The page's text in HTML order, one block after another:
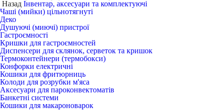
Назад Інвентар, аксесуари та комплектуючі
Чаші (мийки) цільнотягнуті
Деко
Душуючі (миючі) пристрої
Гастроємності
Кришки для гастроємностей
Диспенсери для склянок, серветок та кришок
Термоконтейнери (термобокси)
Конфорки електричні
Кошики для фритюрниць
Колоди для розрубки м'яса
Аксесуари для пароконвектоматів
Банкетні системи
Кошики для макароноварок